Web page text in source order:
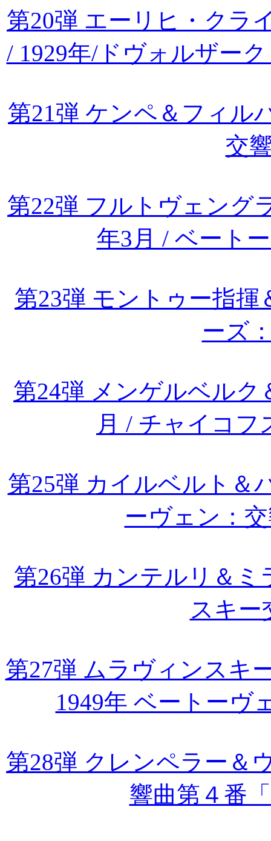
第20弾 エーリヒ・クラ
/ 1929年/ドヴォルザー
第21弾 ケンペ＆フィル
交
第22弾 フルトヴェング
年3月 / ベート
第23弾 モントゥー指
ーズ
第24弾 メンゲルベルク
月 / チャイコフ
第25弾 カイルベルト＆
ーヴェン：
第26弾 カンテルリ＆
スキー
第27弾 ムラヴィンス
1949年 ベートーヴ
第28弾 クレンペラー＆
響曲第４番